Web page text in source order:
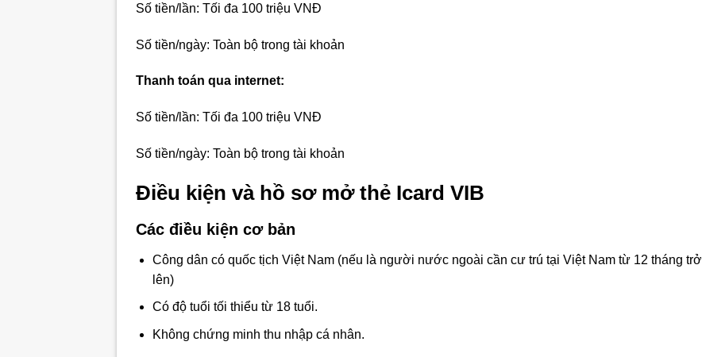
Số tiền/lần: Tối đa 100 triệu VNĐ
Số tiền/ngày: Toàn bộ trong tài khoản
Thanh toán qua internet:
Số tiền/lần: Tối đa 100 triệu VNĐ
Số tiền/ngày: Toàn bộ trong tài khoản
Điều kiện và hồ sơ mở thẻ Icard VIB
Các điều kiện cơ bản
Công dân có quốc tịch Việt Nam (nếu là người nước ngoài cần cư trú tại Việt Nam từ 12 tháng trở
lên)
Có độ tuổi tối thiểu từ 18 tuổi.
Không chứng minh thu nhập cá nhân.